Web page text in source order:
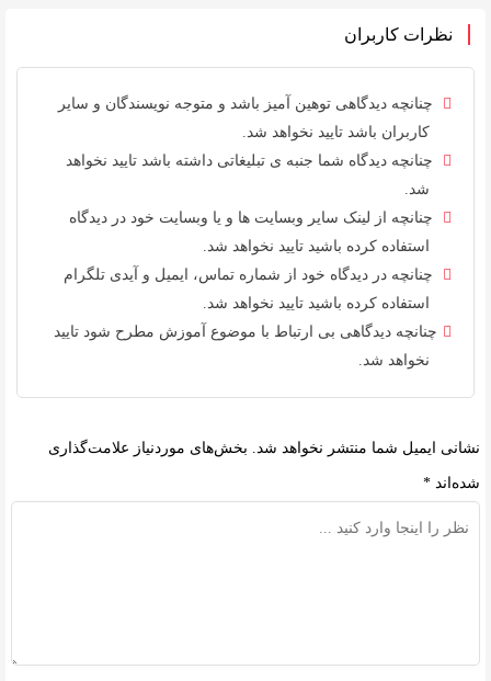
نظرات کاربران
چنانچه دیدگاهی توهین آمیز باشد و متوجه نویسندگان و سایر
کاربران باشد تایید نخواهد شد.
چنانچه دیدگاه شما جنبه ی تبلیغاتی داشته باشد تایید نخواهد
شد.
چنانچه از لینک سایر وبسایت ها و یا وبسایت خود در دیدگاه
استفاده کرده باشید تایید نخواهد شد.
چنانچه در دیدگاه خود از شماره تماس، ایمیل و آیدی تلگرام
استفاده کرده باشید تایید نخواهد شد.
چنانچه دیدگاهی بی ارتباط با موضوع آموزش مطرح شود تایید
نخواهد شد.
نشانی ایمیل شما منتشر نخواهد شد. بخش‌های موردنیاز علامت‌گذاری
شده‌اند *